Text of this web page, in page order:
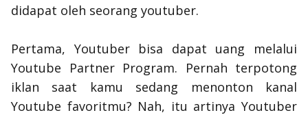
didapat oleh seorang youtuber.
Pertama, Youtuber bisa dapat uang melalui
Youtube Partner Program. Pernah terpotong
iklan saat kamu sedang menonton kanal
Youtube favoritmu? Nah, itu artinya Youtuber